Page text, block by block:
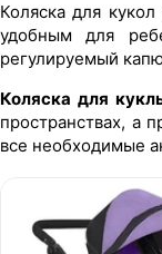
Коляска для
удобным для
регулируемый
Коляска для
пространствах, а
все необходимые